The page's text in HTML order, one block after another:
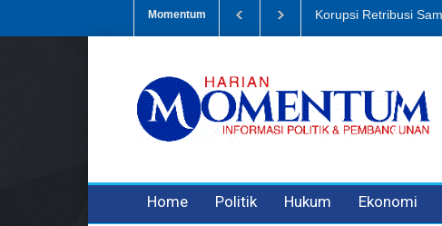
Momentum
Eks Bendahara Pembantu DLH Divonis 5 Tahun Dugaan
Home Politik Hukum Ekonomi